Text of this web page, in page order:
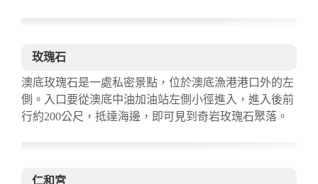
玫瑰石
澳底玫瑰石是一處私密景點，位於澳底漁港港口外的左
側。入口要從澳底中油加油站左側小徑進入，進入後前
行約200公尺，抵達海邊，即可見到奇岩玫瑰石聚落。
仁和宮